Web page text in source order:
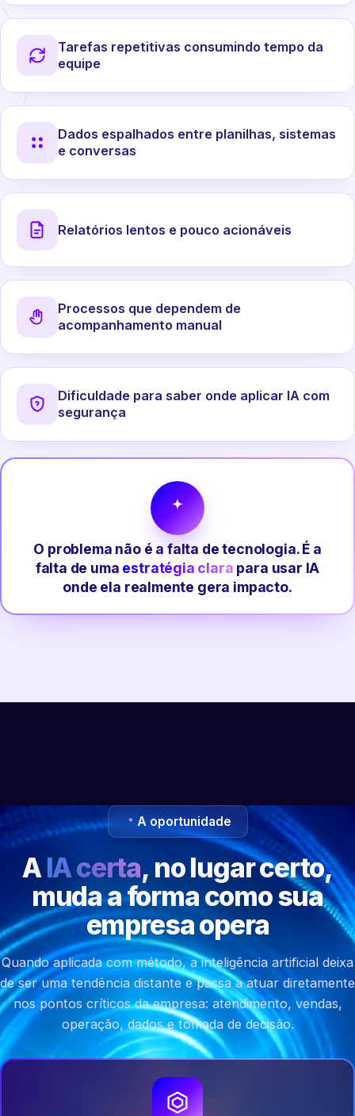
Tarefas repetitivas consumindo tempo da
equipe
Dados espalhados entre planilhas, sistemas
e conversas
Relatórios lentos e pouco acionáveis
Processos que dependem de
acompanhamento manual
Dificuldade para saber onde aplicar IA com
segurança
O problema não é a falta de tecnologia. É a
falta de uma estratégia clara para usar IA
onde ela realmente gera impacto.
A oportunidade
AIA certa, no lugar certo,
muda a forma como sua
empresa opera
Quando aplicada com método, a inteligência artificial deixa
de ser uma tendência distante e passa a atuar diretamente
nos pontos críticos da empresa: atendimento, vendas,
operação, dados e tomada de decisão.